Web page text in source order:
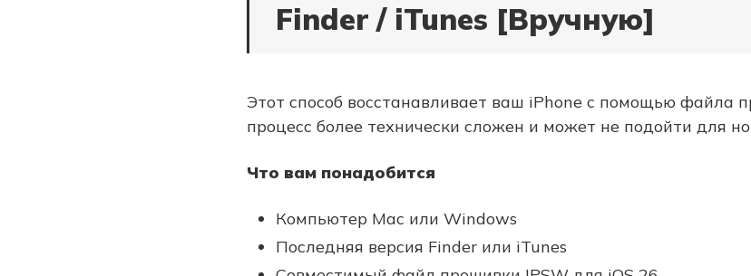
Finder / iTunes [Вручную]
Этот способ восстанавливает ваш iPhone с помощью файла
процесс более технически сложен и может не подойти для
Что вам понадобится
Компьютер Mac или Windows
Последняя версия Finder или iTunes